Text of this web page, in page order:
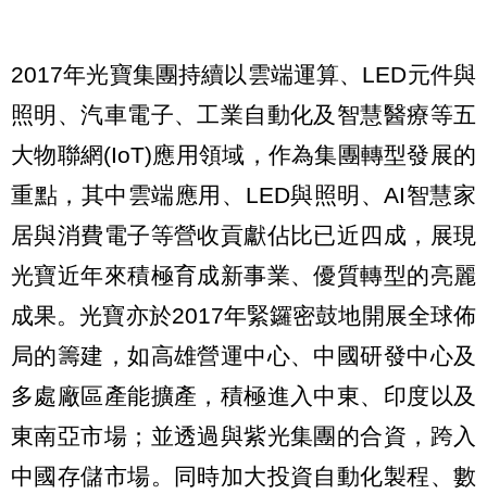
2017年光寶集團持續以雲端運算、LED元件與
照明、汽車電子、工業自動化及智慧醫療等五
大物聯網(IoT)應用領域，作為集團轉型發展的
重點，其中雲端應用、LED與照明、AI智慧家
居與消費電子等營收貢獻佔比已近四成，展現
光寶近年來積極育成新事業、優質轉型的亮麗
成果。光寶亦於2017年緊鑼密鼓地開展全球佈
局的籌建，如高雄營運中心、中國研發中心及
多處廠區產能擴產，積極進入中東、印度以及
東南亞市場；並透過與紫光集團的合資，跨入
中國存儲市場。同時加大投資自動化製程、數